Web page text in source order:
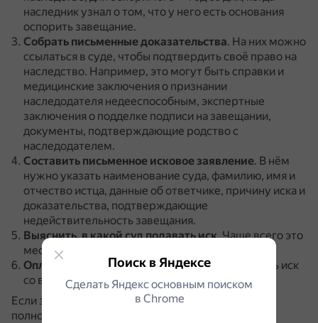
наследник узнал о том, что у него есть основания
оспорить завещание.
Собрать письменные доказательства. На них можно
ссылаться в суде, чтобы подтвердить своё право на
наследство. Например, это могут быть справки и
медицинские заключения о признании
наследодателя недееспособным, экспертные
заключения о подделке подписи на завещании,
документы, подтверждающие родство с
наследодателем.
Составить письменное исковое заявление. В нём
нужно указать наименование суда, фамилию, имя и
отчество истца, данные об ответчике, причину иска и
доказательства, подтверждающие
недействительность завещания.
Выяснить, в какой суд подавать иск.Чаще всего это
место, где проживает ответчик.
Оплатить госпошлину(300 рублей) и направить иск
со всеми приложениями в суд.
Если завещание признают недействительным в
полном объёме, то всё перечисленное в нём
Поиск в Яндексе
Сделать Яндекс основным поиском
в Сhrome